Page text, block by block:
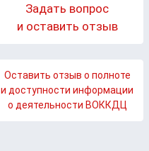
Задать вопрос
и оставить отзыв
Оставить отзыв о полноте
и доступности информации
о деятельности ВОККДЦ